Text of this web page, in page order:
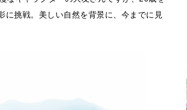
に挑戦。美しい自然を背景に、今までに見